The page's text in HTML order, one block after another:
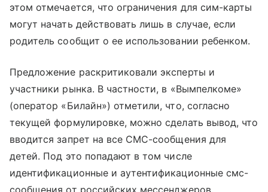
этом отмечается, что ограничения для сим-карты
могут начать действовать лишь в случае, если
родитель сообщит о ее использовании ребенком.
Предложение раскритиковали эксперты и
участники рынка. В частности, в «Вымпелкоме»
(оператор «Билайн») отметили, что, согласно
текущей формулировке, можно сделать вывод, что
вводится запрет на все СМС-сообщения для
детей. Под это попадают в том числе
идентификационные и аутентификационные смс-
сообщения от российских мессенджеров,